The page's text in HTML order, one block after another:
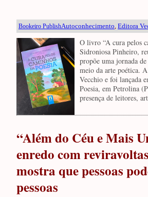
Bookeiro PublishAutoconhecimento Editora
O livro “A cura pelos
Sidroniosa Pinheiro,
propõe uma jornada
meio da arte poética.
Vecchio e foi lançada
Poesia, em Petrolina
presença de leitores,
“Além do Céu e Mais
enredo com
mostra que pessoas
pessoas